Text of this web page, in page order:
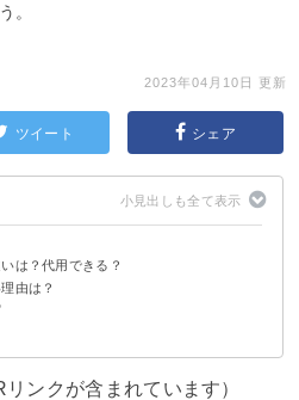
。
2023年04月10日 更新
ツイート シェア
剤は？代用できる？
由は？
リンクが含まれています）